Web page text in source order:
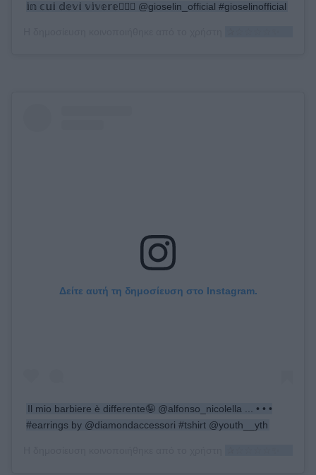
𝕚𝕟 𝕔𝕦𝕚 𝕕𝕖𝕧𝕚 𝕧𝕚𝕧𝕖𝕣𝕖🧚🏻‍♂️ @gioselin_official #gioselinofficial
Δείτε αυτή τη δημοσίευση στο Instagram.
Il mio barbiere è differente🤪 @alfonso_nicolella ... • • •
#earrings by @diamondaccessori #tshirt @youth__yth